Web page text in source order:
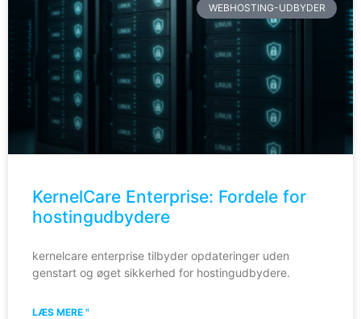
WEBHOSTING-UDBYDER
KernelCare Enterprise: Fordele for
hostingudbydere
kernelcare enterprise tilbyder opdateringer uden
genstart og øget sikkerhed for hostingudbydere.
LÆS MERE "